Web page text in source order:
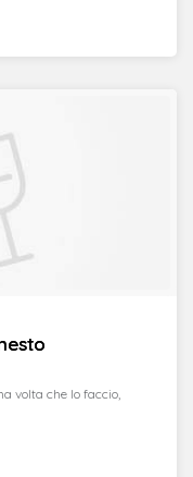
volta che lo faccio,